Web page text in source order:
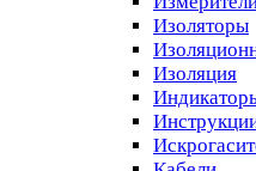
Изоляторы
Изоляция